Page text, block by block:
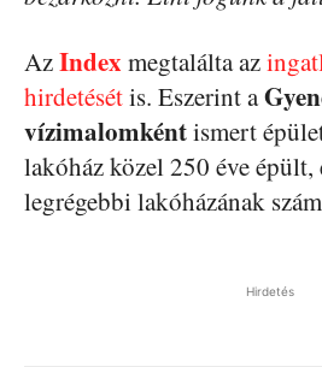
AzIndex megtalálta az
hirdetésétis. Eszerint a
vízimalomkéntismert
lakóház közel 250 éve épült,
legrégebbi lakóházának
Hirdetés